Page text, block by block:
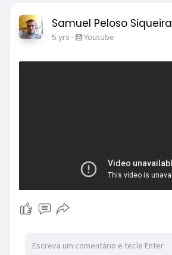
Samuel Peloso Siqueira
5 yrs - Youtube